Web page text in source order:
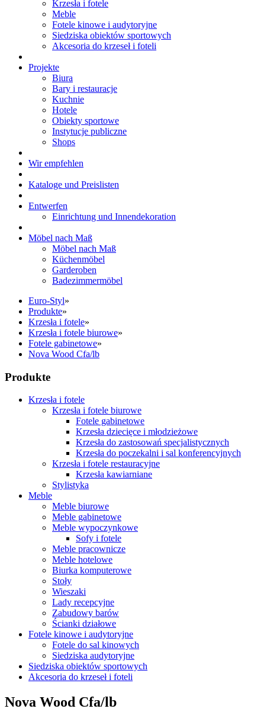
Krzesła i fotele
Meble
Fotele kinowe i audytoryjne
Siedziska obiektów sportowych
Akcesoria do krzeseł i foteli
Projekte
Biura
Bary i restauracje
Kuchnie
Hotele
Obiekty sportowe
Instytucje publiczne
Shops
Wir empfehlen
Kataloge und Preislisten
Entwerfen
Einrichtung und Innendekoration
Möbel nach Maß
Möbel nach Maß
Küchenmöbel
Garderoben
Badezimmermöbel
Euro-Styl»
Produkte»
Krzesła i fotele»
Krzesła i fotele biurowe»
Fotele gabinetowe»
Nova Wood Cfa/lb
Produkte
Krzesła i fotele
Krzesła i fotele biurowe
Fotele gabinetowe
Krzesła dziecięce i młodzieżowe
Krzesła do zastosowań specjalistycznych
Krzesła do poczekalni i sal konferencyjnych
Krzesła i fotele restauracyjne
Krzesła kawiarniane
Stylistyka
Meble
Meble biurowe
Meble gabinetowe
Meble wypoczynkowe
Sofy i fotele
Meble pracownicze
Meble hotelowe
Biurka komputerowe
Stoły
Wieszaki
Lady recepcyjne
Zabudowy barów
Ścianki działowe
Fotele kinowe i audytoryjne
Fotele do sal kinowych
Siedziska audytoryjne
Siedziska obiektów sportowych
Akcesoria do krzeseł i foteli
Nova Wood Cfa/lb